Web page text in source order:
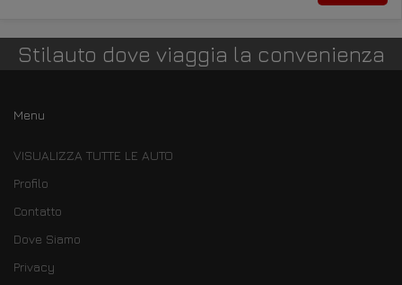
Stilauto dove viaggia la convenienza
Menu
VISUALIZZA TUTTE LE AUTO
Profilo
Contatto
Dove Siamo
Privacy